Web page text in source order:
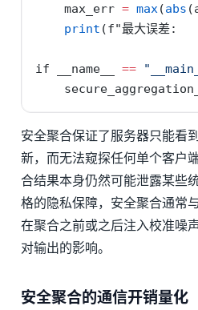
    max_err
= max(abs
print (f"最大误
if __name__ ==
安全聚合保证了服务器只能看
新，而无法窥探任何单个客户
合结果本身仍然可能泄露某些
格的隐私保障，安全聚合通
在聚合之前或之后注入校准噪
对输出的影响。
安全聚合的通信开销量化